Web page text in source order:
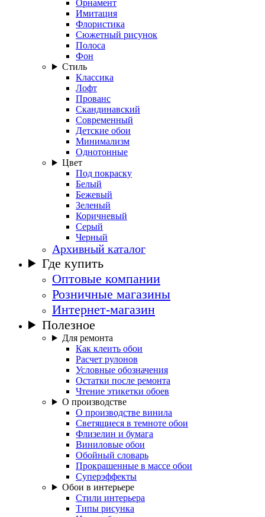
Орнамент
Имитация
Флористика
Сюжетный рисунок
Полоса
Фон
Стиль
Классика
Лофт
Прованс
Скандинавский
Современный
Детские обои
Минимализм
Однотонные
Цвет
Под покраску
Белый
Бежевый
Зеленый
Коричневый
Серый
Черный
Архивный каталог
Где купить
Оптовые компании
Розничные магазины
Интернет-магазин
Полезное
Для ремонта
Как клеить обои
Расчет рулонов
Условные обозначения
Остатки после ремонта
Чтение этикетки обоев
О производстве
О производстве винила
Светящиеся в темноте обои
Флизелин и бумага
Виниловые обои
Обойный словарь
Прокрашенные в массе обои
Суперэффекты
Обои в интерьере
Стили интерьера
Типы рисунка